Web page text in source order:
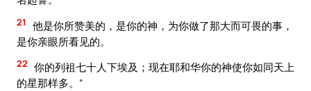
21
他是你所赞美的，是你的神，为你做了那大而可畏的事，
是你亲眼所看见的。
22 你的列祖七十人下埃及；现在耶和华你的神使你如同天上
的星那样多。”